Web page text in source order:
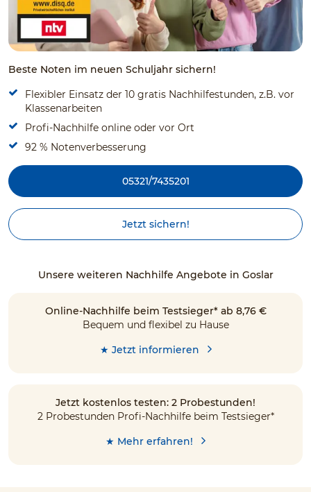
Beste Noten im neuen Schuljahr sichern!
Flexibler Einsatz der 10 gratis Nachhilfestunden, z.B. vor
Klassenarbeiten
Profi-Nachhilfe online oder vor Ort
92 % Notenverbesserung
05321/7435201
Jetzt sichern!
Unsere weiteren Nachhilfe Angebote in Goslar
Online-Nachhilfe beim Testsieger* ab 8,76 €
Bequem und flexibel zu Hause
★ Jetzt informieren
Jetzt kostenlos testen: 2 Probestunden!
2 Probestunden Profi-Nachhilfe beim Testsieger*
★ Mehr erfahren!